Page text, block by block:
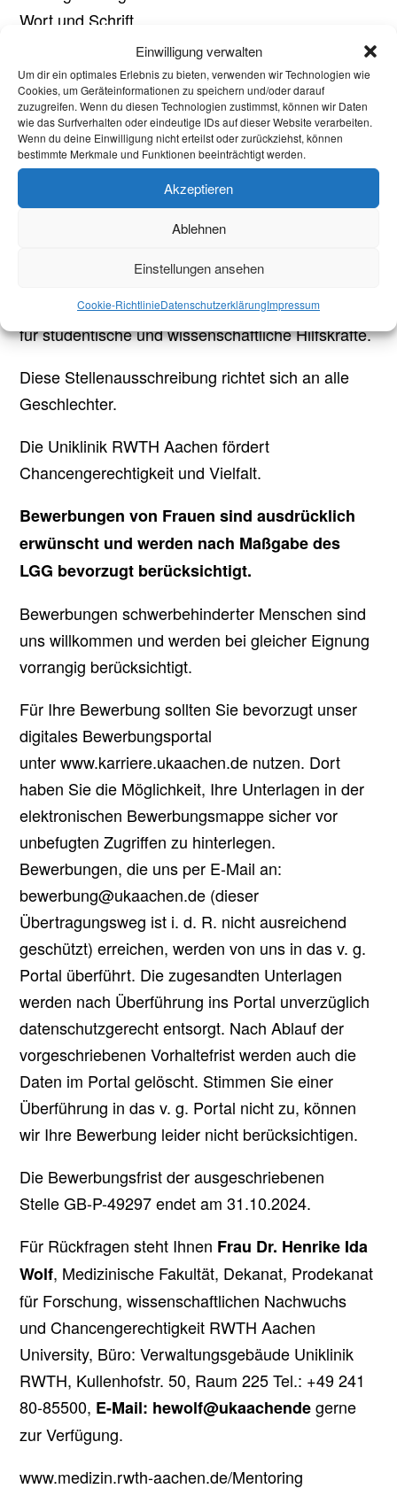
Einwilligung verwalten
Um dir ein optimales Erlebnis zu bieten, verwenden wir Technologien wie
Cookies, um Geräteinformationen zu speichern und/oder darauf
zuzugreifen. Wenn du diesen Technologien zustimmst, können wir Daten
wie das Surfverhalten oder eindeutige IDs auf dieser Website verarbeiten.
Wenn du deine Einwilligung nicht erteilst oder zurückziehst, können
bestimmte Merkmale und Funktionen beeinträchtigt werden.
Akzeptieren
Ablehnen
Einstellungen ansehen
Cookie-RichtlinieDatenschutzerklärungImpressum
Wort und Schrift
-Zuverlässiges und selbständiges Arbeiten
-Zeitlich flexibel
-Interesse am Thema Gender&Diversity
Voraussetzungen:
-Eine gültige Studienbescheinigung
-Bei ausländischen Studierenden: gültige
Aufenthaltsbescheinigung, Arbeitserlaubnis,
Meldebescheinigung
Die Eingruppierung richtet sich nach der Richtlinie
für studentische und wissenschaftliche Hilfskräfte.
Diese Stellenausschreibung richtet sich an alle
Geschlechter.
Die Uniklinik RWTH Aachen fördert
Chancengerechtigkeit und Vielfalt.
Bewerbungen von Frauen sind ausdrücklich
erwünscht und werden nach Maßgabe des
LGG bevorzugt berücksichtigt.
Bewerbungen schwerbehinderter Menschen sind
uns willkommen und werden bei gleicher Eignung
vorrangig berücksichtigt.
Für Ihre Bewerbung sollten Sie bevorzugt unser
digitales Bewerbungsportal
unter www.karriere.ukaachen.de nutzen. Dort
haben Sie die Möglichkeit, Ihre Unterlagen in der
elektronischen Bewerbungsmappe sicher vor
unbefugten Zugriffen zu hinterlegen.
Bewerbungen, die uns per E-Mail an:
bewerbung@ukaachen.de (dieser
Übertragungsweg ist i. d. R. nicht ausreichend
geschützt) erreichen, werden von uns in das v. g.
Portal überführt. Die zugesandten Unterlagen
werden nach Überführung ins Portal unverzüglich
datenschutzgerecht entsorgt. Nach Ablauf der
vorgeschriebenen Vorhaltefrist werden auch die
Daten im Portal gelöscht. Stimmen Sie einer
Überführung in das v. g. Portal nicht zu, können
wir Ihre Bewerbung leider nicht berücksichtigen.
Die Bewerbungsfrist der ausgeschriebenen
Stelle GB-P-49297 endet am 31.10.2024.
Für Rückfragen steht Ihnen Frau Dr. Henrike Ida
Wolf, Medizinische Fakultät, Dekanat, Prodekanat
für Forschung, wissenschaftlichen Nachwuchs
und Chancengerechtigkeit RWTH Aachen
University, Büro: Verwaltungsgebäude Uniklinik
RWTH, Kullenhofstr. 50, Raum 225 Tel.: +49 241
80-85500, E-Mail: hewolf@ukaachendegerne
zur Verfügung.
www.medizin.rwth-aachen.de/Mentoring